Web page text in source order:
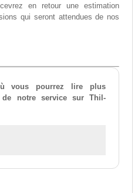
en retour une estimation
qui seront attendues de nos
vous pourrez lire plus
notre service sur Thil-